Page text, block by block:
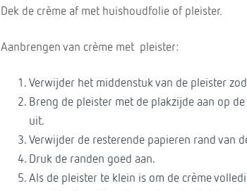
Dek de crème af met huishoudfolie of pleister.
Aanbrengen van crème met pleister:
Verwijder het middenstuk van de pleister
Breng de pleister met de plakzijde aan op
uit.
Verwijder de resterende papieren rand van
Druk de randen goed aan.
Als de pleister te klein is om de crème